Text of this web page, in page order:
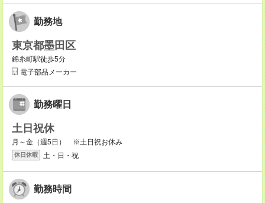
勤務地
東京都墨田区
錦糸町駅徒歩5分
電子部品メーカー
勤務曜日
土日祝休
月～金（週5日） ※土日祝お休み
休日休暇 土・日・祝
勤務時間